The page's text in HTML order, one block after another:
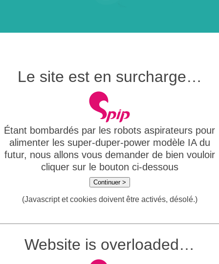
Le site est en surcharge…
Étant bombardés par les robots aspirateurs pour
alimenter les super-duper-power modèle IA du
futur, nous allons vous demander de bien vouloir
cliquer sur le bouton ci-dessous
Continuer >
(Javascript et cookies doivent être activés, désolé.)
Website is overloaded…